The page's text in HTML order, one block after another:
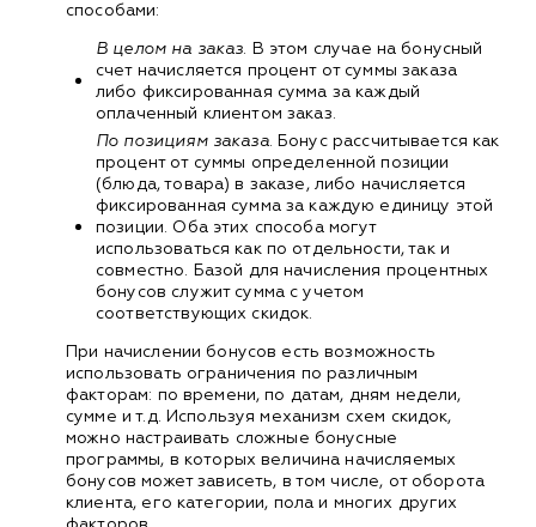
способами:
В целом на заказ. В этом случае на бонусный
счет начисляется процент от суммы заказа
либо фиксированная сумма за каждый
оплаченный клиентом заказ.
По позициям заказа. Бонус рассчитывается как
процент от суммы определенной позиции
(блюда, товара) в заказе, либо начисляется
фиксированная сумма за каждую единицу этой
позиции. Оба этих способа могут
использоваться как по отдельности, так и
совместно. Базой для начисления процентных
бонусов служит сумма с учетом
соответствующих скидок.
При начислении бонусов есть возможность
использовать ограничения по различным
факторам: по времени, по датам, дням недели,
сумме и т.д. Используя механизм схем скидок,
можно настраивать сложные бонусные
программы, в которых величина начисляемых
бонусов может зависеть, в том числе, от оборота
клиента, его категории, пола и многих других